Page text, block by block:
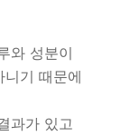
와 성분이
기 때문에
과가 있고